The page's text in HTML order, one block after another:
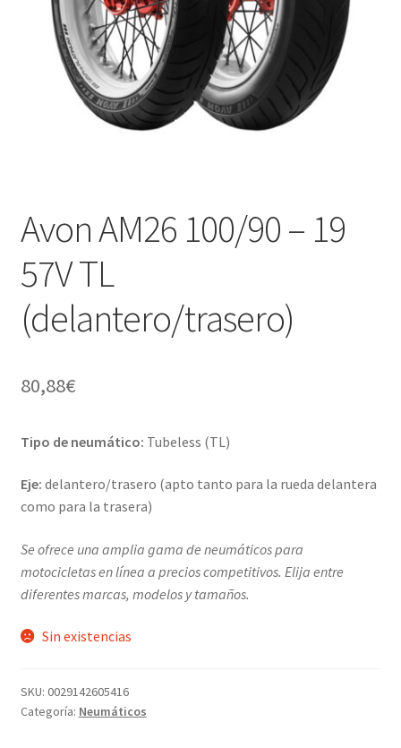
Avon AM26 100/90 – 19
57V TL
(delantero/trasero)
80,88€
Tipo de neumático: Tubeless (TL)
Eje: delantero/trasero (apto tanto para la rueda delantera
como para la trasera)
Se ofrece una amplia gama de neumáticos para
motocicletas en línea a precios competitivos. Elija entre
diferentes marcas, modelos y tamaños.
Sin existencias
SKU: 0029142605416
Categoría: Neumáticos